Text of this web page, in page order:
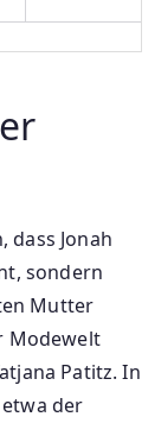
dass Jonah
sondern
Mutter
Modewelt
Patitz. In
der